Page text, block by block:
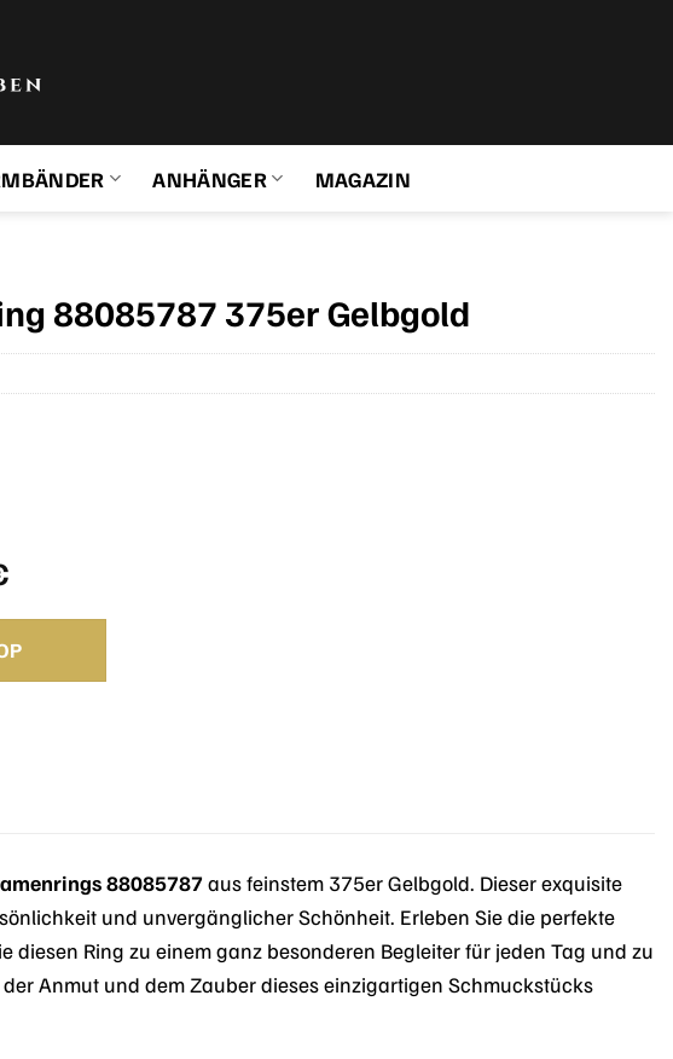
ANHÄNGER MAGAZIN
88085787 375er Gelbgold
Aktueller
ist:
119,00 €.
88085787aus feinstem 375er Gelbgold. Dieser exquisite
und unvergänglicher Schönheit. Erleben Sie die perfekte
Ring zu einem ganz besonderen Begleiter für jeden Tag und zu
Anmut und dem Zauber dieses einzigartigen Schmuckstücks